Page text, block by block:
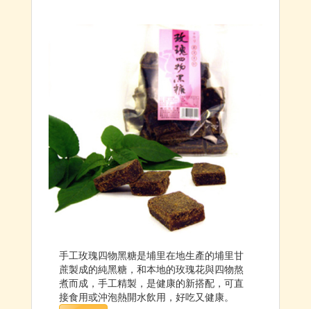
手工玫瑰四物黑糖是埔里在地生產的埔里甘
蔗製成的純黑糖，和本地的玫瑰花與四物熬
煮而成，手工精製，是健康的新搭配，可直
接食用或沖泡熱開水飲用，好吃又健康。